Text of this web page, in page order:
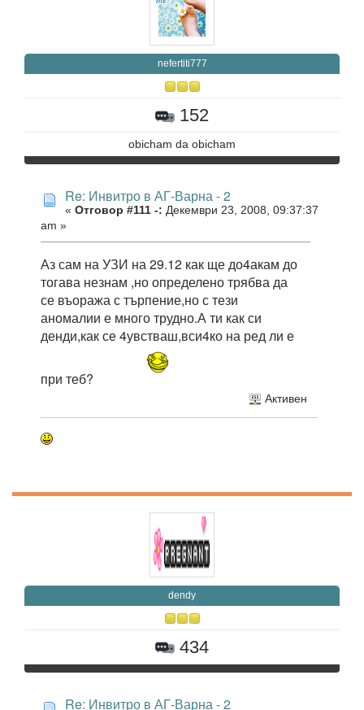
nefertiti777
152
obicham da obicham
Re: Инвитро в АГ-Варна - 2
« Отговор #111 -: Декември 23, 2008, 09:37:37
am »
Аз сам на УЗИ на 29.12 как ще до4акам до
тогава незнам ,но определено трябва да
се въоража с търпение,но с тези
аномалии е много трудно.А ти как си
денди,как се 4увстваш,вси4ко на ред ли е
при теб?
Активен
dendy
434
Re: Инвитро в АГ-Варна - 2